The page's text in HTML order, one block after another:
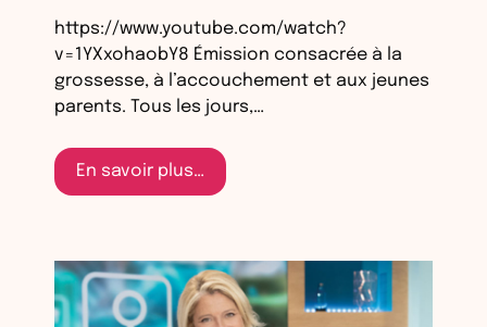
https://www.youtube.com/watch?
v=1YXxohaobY8 Émission consacrée à la
grossesse, à l’accouchement et aux jeunes
parents. Tous les jours,…
En savoir plus…